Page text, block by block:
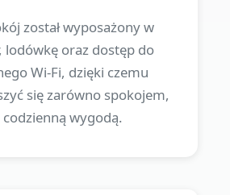
został wyposażony w
lodówkę oraz dostęp do
Wi-Fi, dzięki czemu
się zarówno spokojem,
codzienną wygodą.